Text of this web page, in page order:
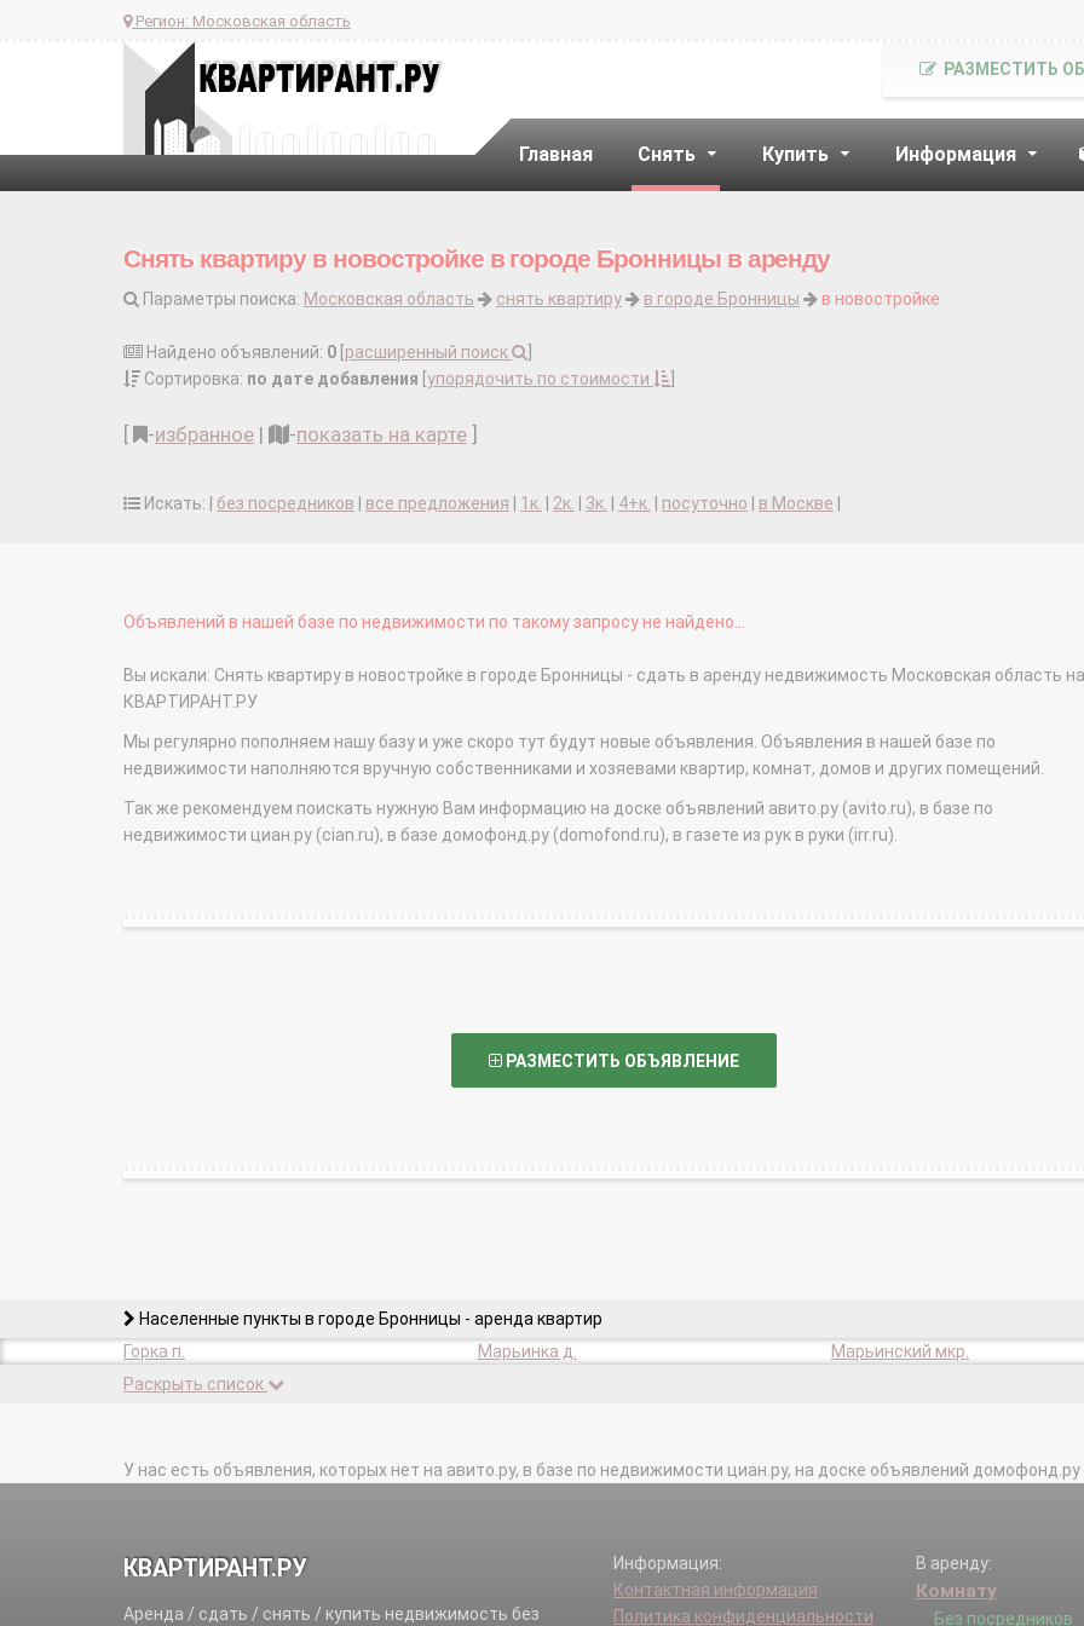
Регион: Московская область
Главная Снять Купить Информация
РАЗМЕСТИТЬ
Снять квартиру в новостройке в городе Бронницы в аренду
Параметры поиска: Московская область снять квартиру в городе Бронницы в новостройке
Найдено объявлений: 0 расширенный поиск
Сортировка: по дате добавления упорядочить по стоимости
-избранное | -показать на карте
Искать: | без посредников все предложения 1к. 2к. 3к. 4+к. посуточно в Москве
Объявлений в нашей базе по недвижимости по такому запросу не найдено...
Вы искали: Снять квартиру в новостройке в городе Бронницы - сдать в аренду недвижимость Московская область на
КВАРТИРАНТ.РУ
Мы регулярно пополняем нашу базу и уже скоро тут будут новые объявления. Объявления в нашей базе по
недвижимости наполняются вручную собственниками и хозяевами квартир, комнат, домов и других помещений.
Так же рекомендуем поискать нужную Вам информацию на доске объявлений авито.ру (avito.ru), в базе по
недвижимости циан.ру (cian.ru), в базе домофонд.ру (domofond.ru), в газете из рук в руки (irr.ru).
РАЗМЕСТИТЬ ОБЪЯВЛЕНИЕ
Населенные пункты в городе Бронницы - аренда квартир
Горка п.
Марьинка д.
Марьинский мкр.
Раскрыть список
У нас есть объявления, которых нет на авито.ру, в базе по недвижимости циан.ру, на доске объявлений домофонд.ру
КВАРТИРАНТ.РУ
Аренда / сдать / снять / купить недвижимость без
Информация:
Контактная информация
Политика конфиденциальности
В аренду:
Комнату
Без посредников